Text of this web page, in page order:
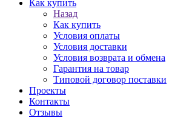
Как купить
Назад
Как купить
Условия оплаты
Условия доставки
Условия возврата и обмена
Гарантия на товар
Типовой договор поставки
Проекты
Контакты
Отзывы